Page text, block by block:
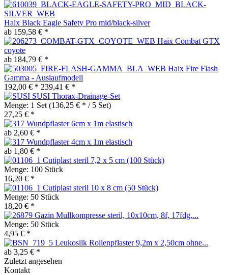
Haix Black Eagle Safety Pro mid/black-silver
ab 159,58 € *
Haix Combat GTX
coyote
ab 184,79 € *
Haix Fire Flash
Gamma - Auslaufmodell
192,00 € * 239,41 € *
SUSI Thorax-Drainage-Set
Menge: 1 Set (136,25 € * / 5 Set)
27,25 € *
Wundpflaster 6cm x 1m elastisch
ab 2,60 € *
Wundpflaster 4cm x 1m elastisch
ab 1,80 € *
Cutiplast steril 7,2 x 5 cm (100 Stück)
Menge: 100 Stück
16,20 € *
Cutiplast steril 10 x 8 cm (50 Stück)
Menge: 50 Stück
18,20 € *
Gazin Mullkompresse steril, 10x10cm, 8f, 17fdg,...
Menge: 50 Stück
4,95 € *
Leukosilk Rollenpflaster 9,2m x 2,50cm ohne...
ab 3,25 € *
Zuletzt angesehen
Kontakt